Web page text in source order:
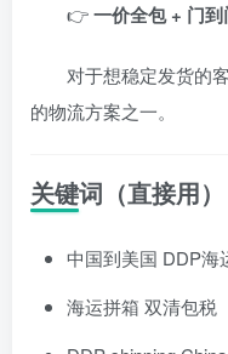
👉一价全包 + 门
对于想稳定发货的
的物流方案之一。
关键词（直接用）
中国到美国 DDP海
海运拼箱 双清包税